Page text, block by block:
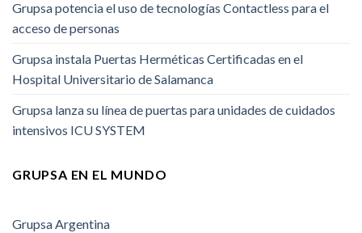
Grupsa potencia el uso de tecnologías Contactless para el
acceso de personas
Grupsa instala Puertas Herméticas Certificadas en el
Hospital Universitario de Salamanca
Grupsa lanza su línea de puertas para unidades de cuidados
intensivos ICU SYSTEM
GRUPSA EN EL MUNDO
Grupsa Argentina